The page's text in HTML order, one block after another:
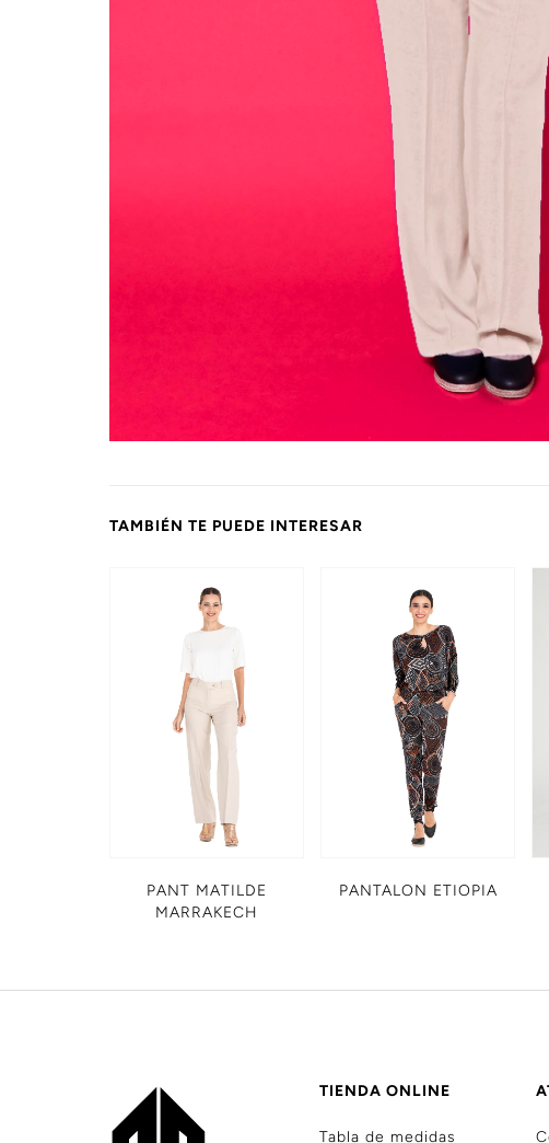
TAMBIÉN TE PUEDE INTERESAR
PANT MATILDE
MARRAKECH
PANTALON ETIOPIA
TIENDA ONLINE
Tabla de medidas